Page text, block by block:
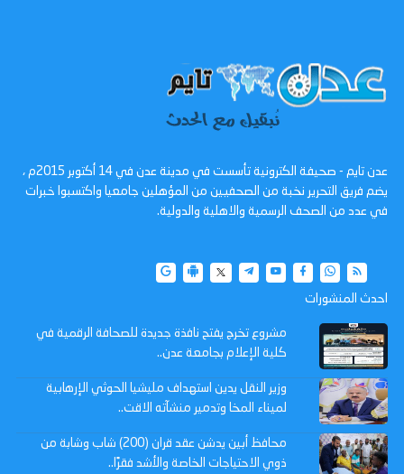
عدن تايم - صحيفة الكترونية تأسست في مدينة عدن في 14 أكتوبر 2015م ،
يضم فريق التحرير نخبة من الصحفيين من المؤهلين جامعيا واكتسبوا خبرات
في عدد من الصحف الرسمية والاهلية والدولية.
احدث المنشورات
مشروع تخرج يفتح نافذة جديدة للصحافة الرقمية في
كلية الإعلام بجامعة عدن..
وزير النقل يدين استهداف مليشيا الحوثي الإرهابية
لميناء المخا وتدمير منشآته الاقت..
محافظ أبين يدشن عقد قران (200) شاب وشابة من
ذوي الاحتياجات الخاصة والأشد فقرًا..